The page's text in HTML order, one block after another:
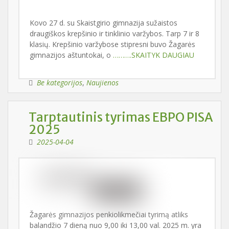
Kovo 27 d. su Skaistgirio gimnazija sužaistos
draugiškos krepšinio ir tinklinio varžybos. Tarp 7 ir 8
klasių. Krepšinio varžybose stipresni buvo Žagarės
gimnazijos aštuntokai, o ……….SKAITYK DAUGIAU
Be kategorijos, Naujienos
Tarptautinis tyrimas EBPO PISA
2025
2025-04-04
Žagarės gimnazijos penkiolikmečiai tyrimą atliks
balandžio 7 dieną nuo 9,00 iki 13,00 val. 2025 m. yra